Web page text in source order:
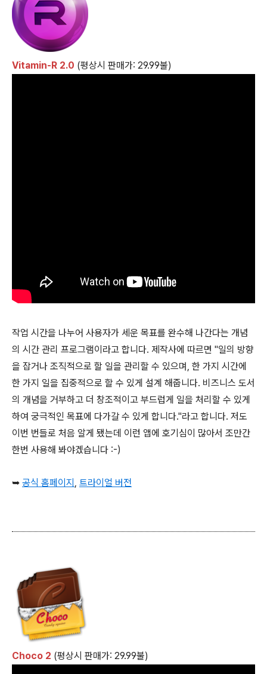
Vitamin-R 2.0 (평상시 판매가: 29.99불)
작업 시간을 나누어 사용자가 세운 목표를 완수해 나간다는 개념
의 시간 관리 프로그램이라고 합니다. 제작사에 따르면 "일의 방향
을 잡거나 조직적으로 할 일을 관리할 수 있으며, 한 가지 시간에
한 가지 일을 집중적으로 할 수 있게 설계 해줍니다. 비즈니스 도서
의 개념을 거부하고 더 창조적이고 부드럽게 일을 처리할 수 있게
하여 궁극적인 목표에 다가갈 수 있게 합니다."라고 합니다. 저도
이번 번들로 처음 알게 됐는데 이런 앱에 호기심이 많아서 조만간
한번 사용해 봐야겠습니다 :-)
➥ 공식 홈페이지 , 트라이얼 버전
Choco 2 (평상시 판매가: 29.99불)